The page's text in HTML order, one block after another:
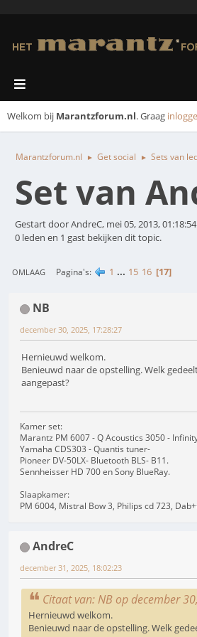
Welkom bij Marantzforum.nl. Graag
Marantzforum.nl ► Get social ► Sets van
Set van
Gestart door AndreC, mei 05, 2013, 01:18:54
0 leden en 1 gast bekijken dit topic.
OMLAAG Pagina's 1 ... 15 16 17
NB
december 30, 2025, 17:28:27
Hernieuwd welkom.
Benieuwd naar de opstelling. Welk
aangepast?
Kamer set:
Marantz PM 6007 - Q Acoustics 3050 -
Yamaha CDS303 - Quantis tuner-
Pioneer DV-50LX- Bluetooth BLS- B11.
Sennheisser HD 700 en Sony BlueRay.
Slaapkamer:
PM 6004, Mistral Bow 3, Philips cd 723,
AndreC
december 31, 2025, 18:02:23
Citaat van: NB op december
Hernieuwd welkom.
Benieuwd naar de opstelling. Welk